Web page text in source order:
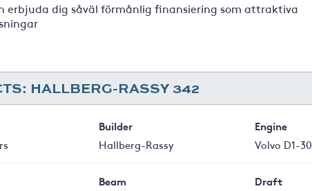
erbjuda dig såväl förmånlig finansiering som attraktiva
HALLBERG-RASSY 342
Builder
Hallberg-Rassy
Engine
Volvo D1-30
Beam
Draft